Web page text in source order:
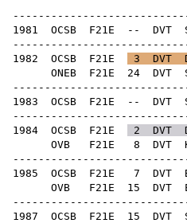
1981 OCSB F21E -- DVT
1982 OCSB F21E 3 DVT
ONEB F21E 24 DVT
1983 OCSB F21E -- DVT
1984 OCSB F21E 2 DVT
OVB F21E 8 DVT
1985 OCSB F21E 7 DVT
OVB F21E 15 DVT
1987 OCSB F21E 15 DVT